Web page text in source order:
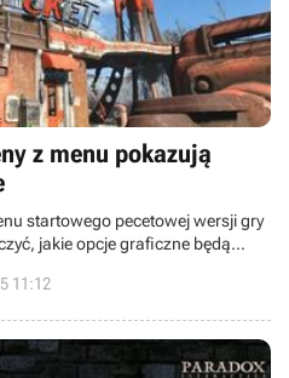
z menu pokazują
startowego pecetowej wersji gry
jakie opcje graficzne będą
11:12